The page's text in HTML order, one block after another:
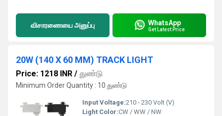
விசாரணையை அனுப்பு WhatsApp
Get Latest Price
20W (140 X 60 MM) TRACK LIGHT
Price: 1218 INR / துண்டு
Minimum Order Quantity : 10 துண்டு
Input Voltage:210 - 230 Volt (V)
Light Color:CW / WW / NW